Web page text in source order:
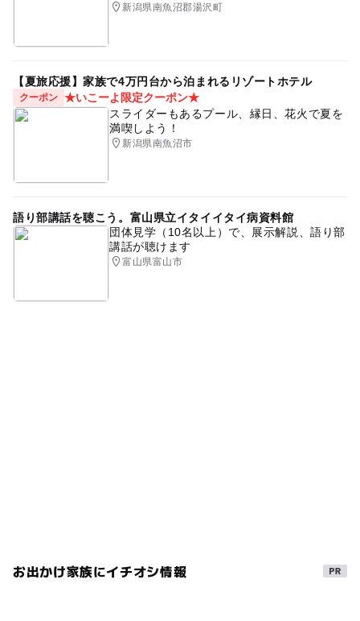
新潟県南魚沼郡湯沢町
【夏旅応援】家族で4万円台から泊まれるリゾートホテル
クーポン ★いこーよ限定クーポン★
スライダーもあるプール、縁日、花火で夏を
満喫しよう！
新潟県南魚沼市
語り部講話を聴こう。富山県立イタイイタイ病資料館
団体見学（10名以上）で、展示解説、語り部
講話が聴けます
富山県富山市
お出かけ家族にイチオシ情報